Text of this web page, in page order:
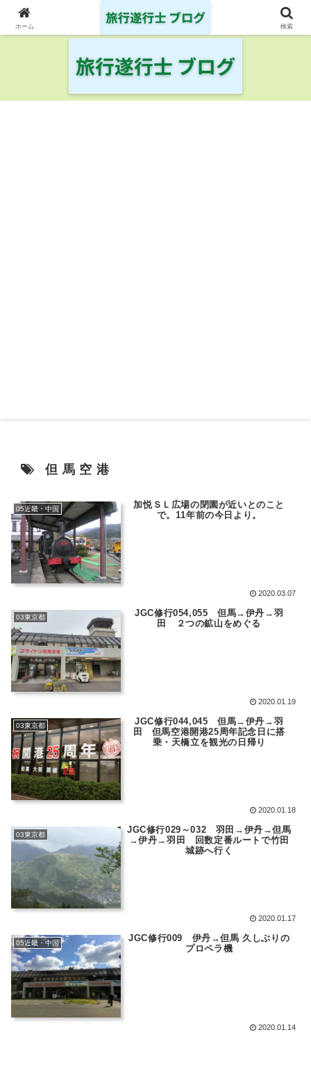
日本の鉄道・空港を制覇した旅行遂行士の旅の記録
但馬空港
05近畿・中国
加悦ＳＬ広場の閉園が近いとのこと
で。11年前の今日より。
2020.03.07
03東京都
JGC修行054,055 但馬→伊丹→羽
田 ２つの鉱山をめぐる
2020.01.19
03東京都
JGC修行044,045 但馬→伊丹→羽
田 但馬空港開港25周年記念日に搭
乗・天橋立を観光の日帰り
2020.01.18
03東京都
JGC修行029～032 羽田→伊丹→但馬
→伊丹→羽田 回数定番ルートで竹田
城跡へ行く
2020.01.17
05近畿・中国
JGC修行009 伊丹→但馬 久しぶりの
プロペラ機
2020.01.14
ホーム 検索